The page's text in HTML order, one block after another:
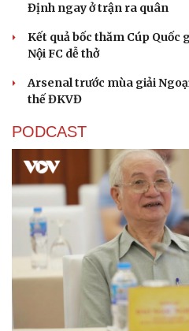
Định ngay ở trận ra quân
Kết quả bốc thăm Cúp Quốc
Nội FC dễ thở
Arsenal trước mùa giải
thế ĐKVĐ
PODCAST